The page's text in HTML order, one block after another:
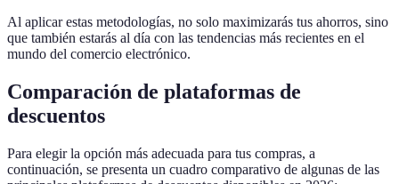
Al aplicar estas metodologías, no solo maximizarás tus ahorros, sino
que también estarás al día con las tendencias más recientes en el
mundo del comercio electrónico.
Comparación de plataformas de
descuentos
Para elegir la opción más adecuada para tus compras, a
continuación, se presenta un cuadro comparativo de algunas de las